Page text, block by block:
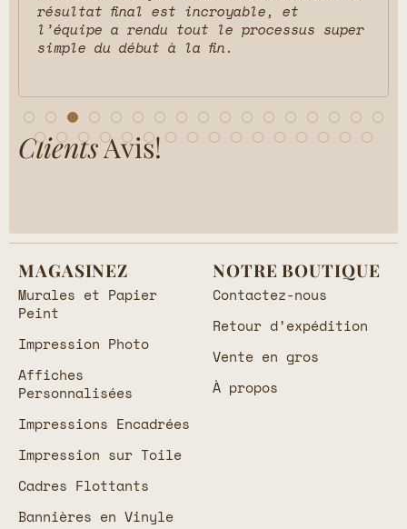
résultat final est incroyable, et
l’équipe a rendu tout le processus super
simple du début à la fin.
ClientsAvis!
MAGASINEZ
Murales et Papier
Peint
Impression Photo
Affiches
Personnalisées
Impressions Encadrées
Impression sur Toile
Cadres Flottants
Bannières en Vinyle
NOTRE BOUTIQUE
Contactez-nous
Retour d’expédition
Vente en gros
À propos